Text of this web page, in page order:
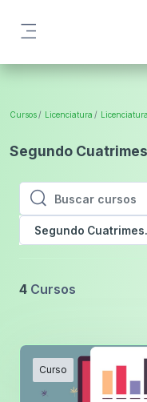
Cursos Licenciatura
Segundo
Buscar cursos
Buscar cursos
Segundo
4 Cursos
Curso